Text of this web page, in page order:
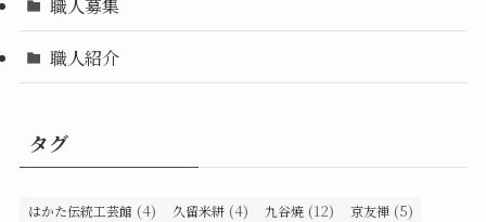
職人募集
職人紹介
タグ
はかた伝統工芸館 (4) 久留米絣 (4) 九谷焼 (12) 京友禅 (5)